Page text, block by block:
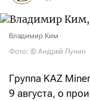
Владимир Ким
Фото: © Андрей Лунин
Группа KAZ
9 августа, о